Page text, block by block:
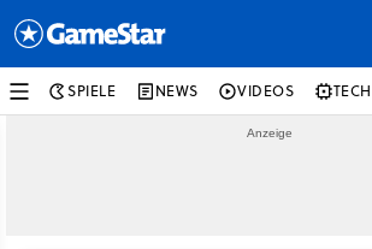
SPIELE NEWS VIDEOS TECH